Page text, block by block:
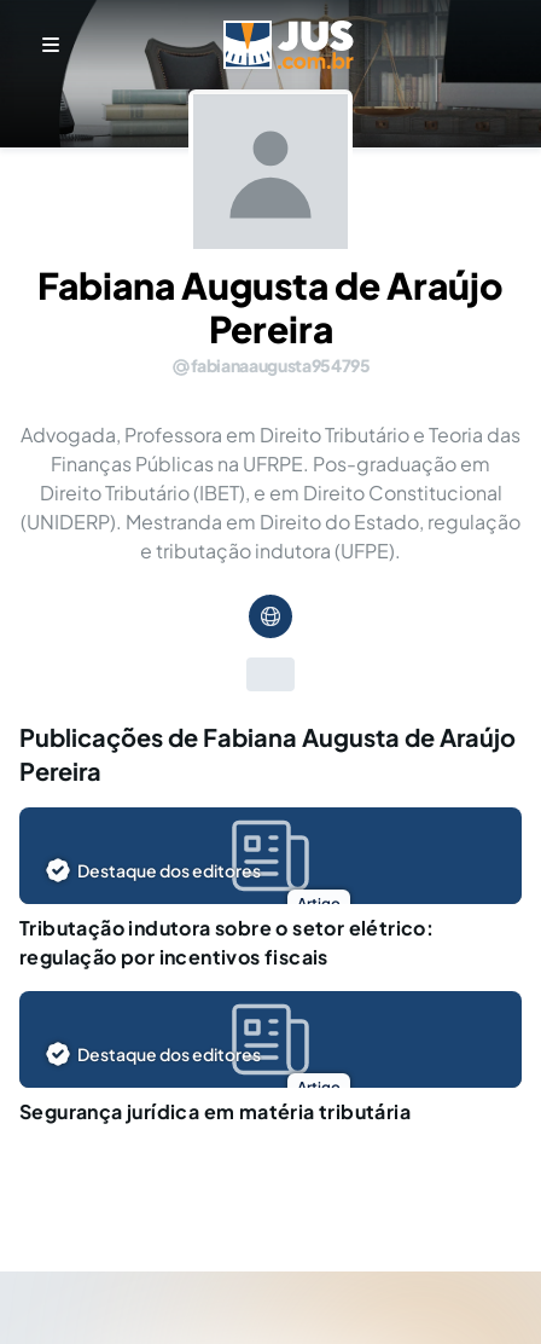
Fabiana Augusta de Araújo
Pereira
fabianaaugusta954795
Advogada, Professora em Direito Tributário e Teoria das
Finanças Públicas na UFRPE. Pos-graduação em
Direito Tributário (IBET), e em Direito Constitucional
(UNIDERP). Mestranda em Direito do Estado, regulação
e tributação indutora (UFPE).
Publicações de Fabiana Augusta de Araújo
Pereira
Artigo
Destaque dos editores
Tributação indutora sobre o setor elétrico:
regulação por incentivos fiscais
Artigo
Destaque dos editores
Segurança jurídica em matéria tributária